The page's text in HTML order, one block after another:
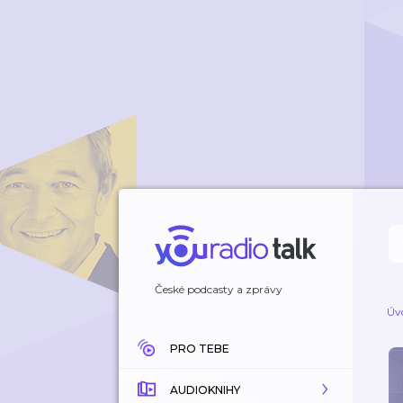
České podcasty a zprávy
PRO TEBE
AUDIOKNIHY